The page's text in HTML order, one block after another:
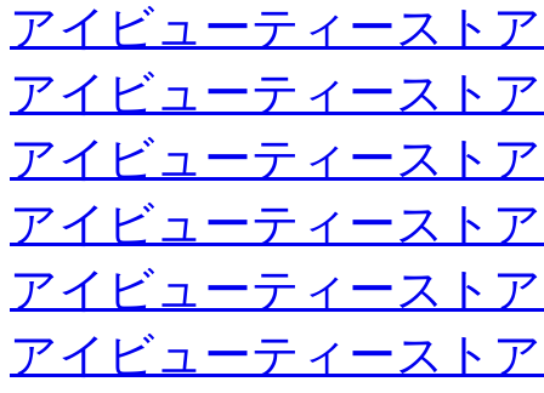
アイビューティースト
アイビューティースト
アイビューティースト
アイビューティースト
アイビューティースト
アイビューティースト